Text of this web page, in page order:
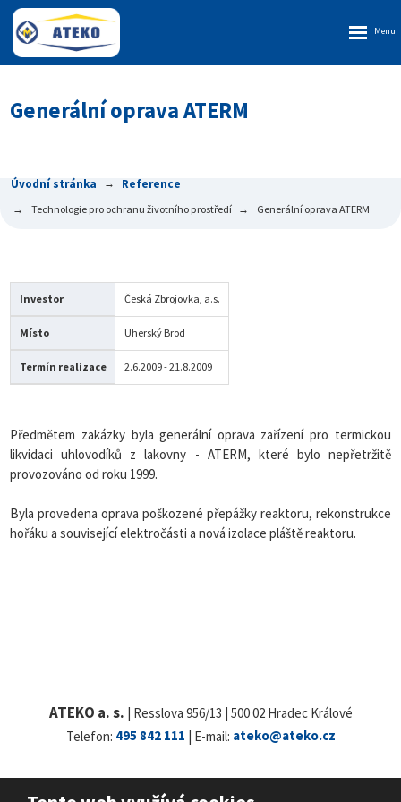
Generální oprava ATERM
Úvodní stránka Reference
Technologie pro ochranu životního prostředí Generální oprava ATERM
Investor Česká Zbrojovka, a.s.
Místo Uherský Brod
Termín realizace 2.6.2009 - 21.8.2009
Předmětem zakázky byla generální oprava zařízení pro termickou
likvidaci uhlovodíků z lakovny - ATERM, které bylo nepřetržitě
provozováno od roku 1999.
Byla provedena oprava poškozené přepážky reaktoru, rekonstrukce
hořáku a související elektročásti a nová izolace pláště reaktoru.
ATEKO a. s. | Resslova 956/13 | 500 02 Hradec Králové
Telefon: 495 842 111 | E-mail: ateko@ateko.cz